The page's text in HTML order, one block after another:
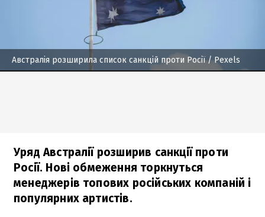
Австралія розширила список санкцій проти Росії/ Рexels
Уряд Австралії розширив санкції проти
Росії. Нові обмеження торкнуться
менеджерів топових російських компаній і
популярних артистів.